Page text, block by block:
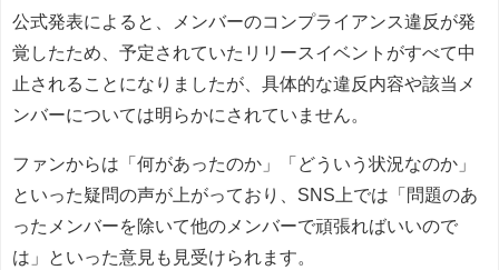
公式発表によると、メンバーのコンプライアンス違反が発
覚したため、予定されていたリリースイベントがすべて中
止されることになりましたが、具体的な違反内容や該当メ
ンバーについては明らかにされていません。
ファンからは「何があったのか」「どういう状況なのか」
といった疑問の声が上がっており、SNS上では「問題のあ
ったメンバーを除いて他のメンバーで頑張ればいいので
は」といった意見も見受けられます。